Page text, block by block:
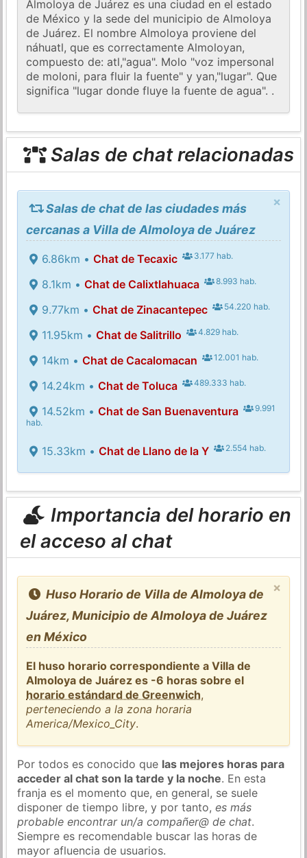
Almoloya de Juárez es una ciudad en el estado
de México y la sede del municipio de Almoloya
de Juárez. El nombre Almoloya proviene del
náhuatl, que es correctamente Almoloyan,
compuesto de: atl,"agua". Molo "voz impersonal
de moloni, para fluir la fuente" y yan,"lugar". Que
significa "lugar donde fluye la fuente de agua". .
Salas de chat relacionadas
×
Salas de chat de las ciudades más
cercanas a Villa de Almoloya de Juárez
6.86km • Chat de Tecaxic 3.177 hab.
8.1km • Chat de Calixtlahuaca 8.993 hab.
9.77km • Chat de Zinacantepec 54.220 hab.
11.95km • Chat de Salitrillo 4.829 hab.
14km • Chat de Cacalomacan 12.001 hab.
14.24km • Chat de Toluca 489.333 hab.
14.52km • Chat de San Buenaventura
9.991
hab.
15.33km • Chat de Llano de la Y 2.554 hab.
Importancia del horario en
el acceso al chat
×
Huso Horario de Villa de Almoloya de
Juárez, Municipio de Almoloya de Juárez
en México
El huso horario correspondiente a Villa de
Almoloya de Juárez es -6 horas sobre el
horario estándard de Greenwich,
perteneciendo a la zona horaria
America/Mexico_City.
Por todos es conocido que las mejores horas para
acceder al chat son la tarde y la noche. En esta
franja es el momento que, en general, se suele
disponer de tiempo libre, y por tanto,es más
probable encontrar un/a compañer@ de chat.
Siempre es recomendable buscar las horas de
mayor afluencia de usuarios.